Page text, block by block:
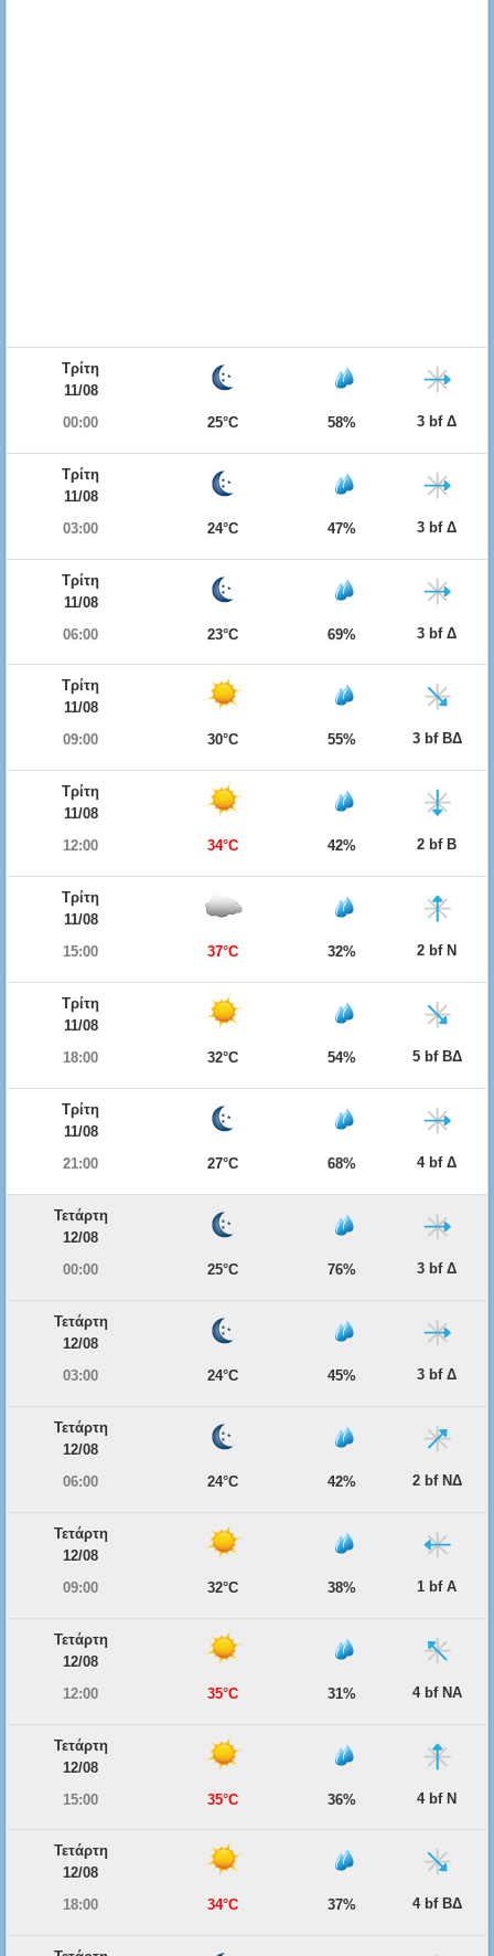
Τρίτη
11/08
00:00
25°C 58% 3 bf Δ
Τρίτη
11/08
03:00
24°C 47% 3 bf Δ
Τρίτη
11/08
06:00
23°C 69% 3 bf Δ
Τρίτη
11/08
09:00
30°C 55% 3 bf ΒΔ
Τρίτη
11/08
12:00
34°C 42% 2 bf Β
Τρίτη
11/08
15:00
37°C 32% 2 bf Ν
Τρίτη
11/08
18:00
32°C 54% 5 bf ΒΔ
Τρίτη
11/08
21:00
27°C 68% 4 bf Δ
Τετάρτη
12/08
00:00
25°C 76% 3 bf Δ
Τετάρτη
12/08
03:00
24°C 45% 3 bf Δ
Τετάρτη
12/08
06:00
24°C 42% 2 bf ΝΔ
Τετάρτη
12/08
09:00
32°C 38% 1 bf Α
Τετάρτη
12/08
12:00
35°C 31% 4 bf ΝΑ
Τετάρτη
12/08
15:00
35°C 36% 4 bf Ν
Τετάρτη
12/08
18:00
34°C 37% 4 bf ΒΔ